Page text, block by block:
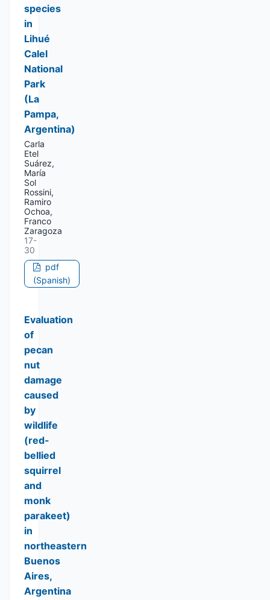
species
in
Lihué
Calel
National
Park
(La
Pampa,
Argentina)
Carla
Etel
Suárez,
María
Sol
Rossini,
Ramiro
Ochoa,
Franco
Zaragoza
17-
30
pdf
(Spanish)
Evaluation
of
pecan
nut
damage
caused
by
wildlife
(red-
bellied
squirrel
and
monk
parakeet)
in
northeastern
Buenos
Aires,
Argentina